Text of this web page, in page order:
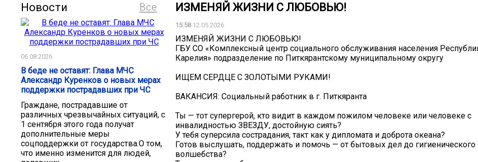
Все
Новости
06.08.2026
В беде не оставят: Глава МЧС
Александр Куренков о новых мерах
поддержки пострадавших при ЧС
Граждане, пострадавшие от
различных чрезвычайных ситуаций, с
1 сентября этого года получат
дополнительные меры
соцподдержки от государства.О том,
что именно изменится для людей,
ИЗМЕНЯЙ ЖИЗНИ С ЛЮБОВЬЮ!
15:5812.05.2026
ИЗМЕНЯЙ ЖИЗНИ С ЛЮБОВЬЮ!
ГБУ СО «Комплексный центр социального обслуживания населения
Карелия» подразделение по Питкярантскому муниципальному округу
ИЩЕМ СЕРДЦЕ С ЗОЛОТЫМИ РУКАМИ!
ВАКАНСИЯ: Социальный работник в г. Питкяранта
Ты — тот супергерой, кто видит в каждом пожилом человеке или человеке с
инвалидностью ЗВЕЗДУ, достойную сиять?
У тебя суперсила сострадания, такт как у дипломата и доброта океана?
Готов выслушать, поддержать и помочь — от бытовых дел до гигиенического
волшебства?